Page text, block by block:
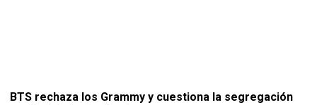
BTS rechaza los Grammy y cuestiona la segregación